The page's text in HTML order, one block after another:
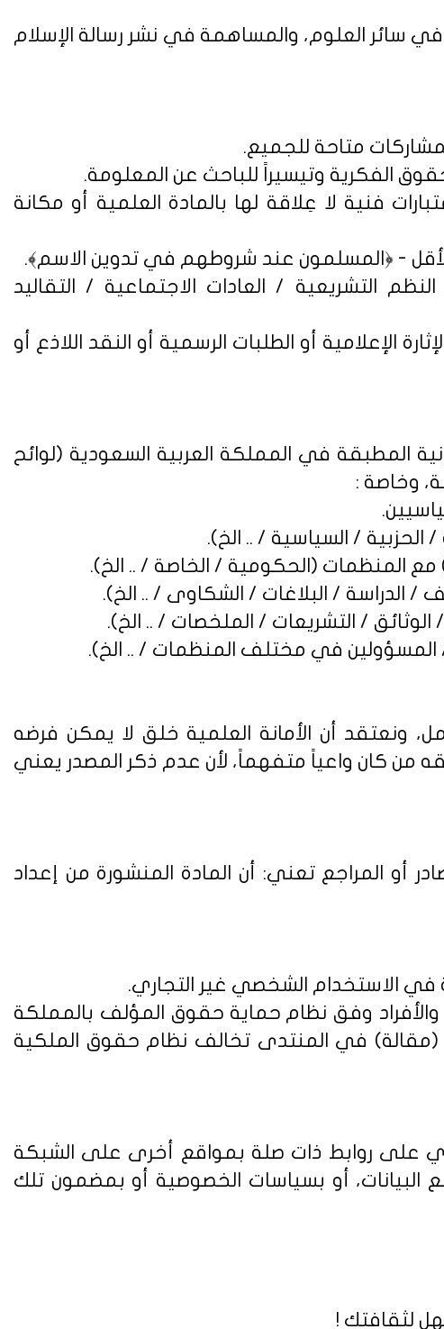
سائر العلوم، والمساهمة في نشر رسالة الإسلام
فنية لا عِلاقة لها بالمادة العلمية أو مكانة
التشريعية / العادات الاجتماعية / التقاليد
أو الطلبات الرسمية أو النقد اللاذع أو
المطبقة في المملكة العربية السعودية (لوائح
وخاصة :
ونعتقد أن الأمانة العلمية خلق لا يمكن فرضه
من كان واعياً متفهماً، لأن عدم ذكر المصدر يعني
أو المراجع تعني: أن المادة المنشورة من إعداد
في الاستخدام الشخصي غير التجاري.
وفق نظام حماية حقوق المؤلف بالمملكة
في المنتدى تخالف نظام حقوق الملكية
على روابط ذات صلة بمواقع أخرى على الشبكة
البيانات، أو بسياسات الخصوصية أو بمضمون تلك